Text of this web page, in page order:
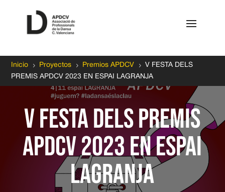
Inicio 5 Proyectos 5 Premios APDCV 5
V FESTA DELS
PREMIS APDCV 2023 EN ESPAI LAGRANJA
V FESTA DELS PREMIS
APDCV 2023 EN ESPAI
LAGRANJA